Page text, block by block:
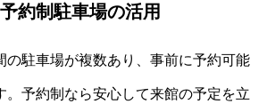
約制駐車場の活用
の駐車場が複数あり、事前に予約可能
。予約制なら安心して来館の予定を立